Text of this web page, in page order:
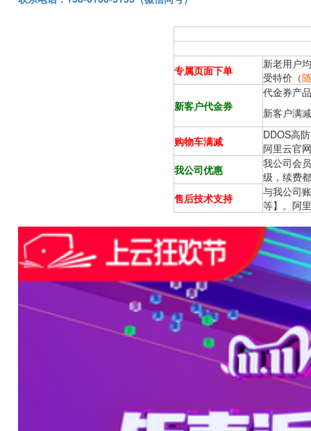
专属页面下单
新老用户
受特价（
新客户代金券
代金券产
新客户满
购物车满减
DDOS高
阿里云官
我公司优惠
我公司会
级，续费
售后技术支持
与我公司
等】。阿